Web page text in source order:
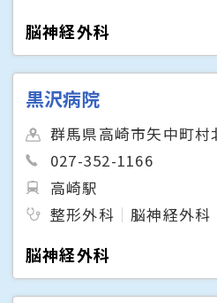
脳神経外科
黒沢病院
群馬県高崎市矢中町村
027-352-1166
高崎駅
整形外科
脳神経外科
脳神経外科